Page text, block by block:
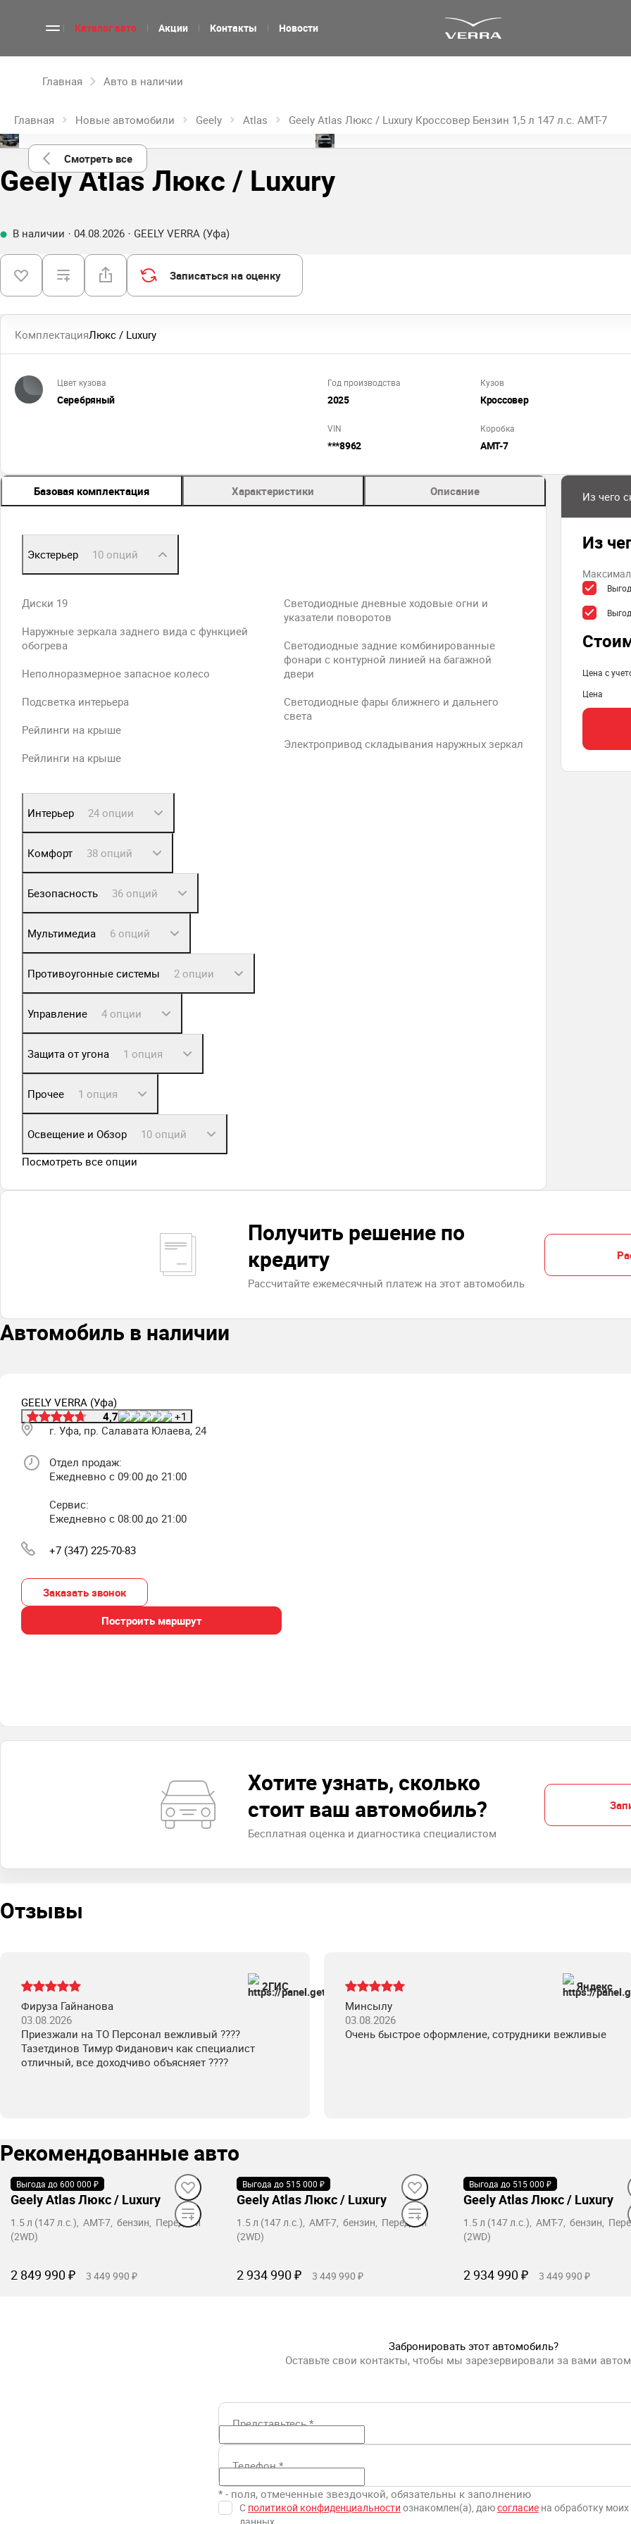
Каталог авто Акции Контакты Новости
Главная Авто в наличии
Главная Новые автомобили Geely Atlas Geely Atlas Люкс / Luxury Кроссовер Бензин 1,5 л 147 л.с. AMT-7
Смотреть все
Geely Atlas Люкс / Luxury
В наличии · 04.08.2026 · GEELY VERRA (Уфа)
Записаться на оценку
КомплектацияЛюкс / Luxury
Цвет кузова
Серебряный
Год производства
2025
Кузов
Кроссовер
VIN
***8962
Коробка
AMT-7
Базовая комплектация Характеристики Описание
Экстерьер 10 опций
Диски 19
Наружные зеркала заднего вида с функцией
обогрева
Неполноразмерное запасное колесо
Подсветка интерьера
Рейлинги на крыше
Рейлинги на крыше
Светодиодные дневные ходовые огни и
указатели поворотов
Светодиодные задние комбинированные
фонари с контурной линией на багажной
двери
Светодиодные фары ближнего и дальнего
света
Электропривод складывания наружных зеркал
Интерьер 24 опции
Комфорт 38 опций
Безопасность 36 опций
Мультимедиа 6 опций
Противоугонные системы 2 опции
Управление 4 опции
Защита от угона 1 опция
Прочее 1 опция
Освещение и Обзор
10 опций
Посмотреть все опции
Из чего
Из
Цена с
Цена
Получить решение по
кредиту
Рассчитайте ежемесячный платеж на этот автомобиль
Автомобиль в наличии
GEELY VERRA (Уфа)
4,7
+1
г. Уфа, пр. Салавата Юлаева, 24
Отдел продаж:
Ежедневно с 09:00 до 21:00
Сервис:
Ежедневно с 08:00 до 21:00
+7 (347) 225-70-83
Заказать звонок
Построить маршрут
Хотите узнать, сколько
стоит ваш автомобиль?
Бесплатная оценка и диагностика специалистом
Отзывы
2ГИС
Фируза Гайнанова
03.08.2026
Приезжали на ТО Персонал вежливый ????
Тазетдинов Тимур Фиданович как специалист
отличный, все доходчиво объясняет ????
Яндекс
Минсылу
03.08.2026
Очень быстрое оформление, сотрудники вежливые
Рекомендованные авто
Выгода до 600 000 ₽
В наличии
Geely Atlas Люкс / Luxury
1.5 л (147 л.с.), AMT-7, бензин, Передний
(2WD)
2 849 990 ₽ 3 449 990 ₽
Выгода до 515 000 ₽
В наличии
Geely Atlas Люкс / Luxury
1.5 л (147 л.с.), AMT-7, бензин, Передний
(2WD)
2 934 990 ₽ 3 449 990 ₽
Выгода до 515 000 ₽
В наличии
Geely Atlas Люкс / Luxury
1.5 л (147 л.с.), AMT-7, бензин,
(2WD)
2 934 990 ₽ 3 449 990 ₽
Забронировать этот автомобиль?
Оставьте свои контакты, чтобы мы зарезервировали за вами
Представьтесь*
Телефон*
* - поля, отмеченные звездочкой, обязательны к заполнению
С политикой конфиденциальности ознакомлен(а), даюсогласие